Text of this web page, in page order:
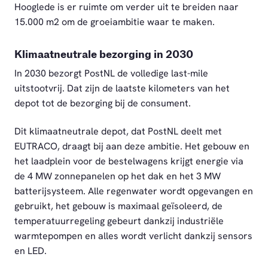
Hooglede is er ruimte om verder uit te breiden naar
15.000 m2 om de groeiambitie waar te maken.
Klimaatneutrale bezorging in 2030
In 2030 bezorgt PostNL de volledige last-mile
uitstootvrij. Dat zijn de laatste kilometers van het
depot tot de bezorging bij de consument.
Dit klimaatneutrale depot, dat PostNL deelt met
EUTRACO, draagt bij aan deze ambitie. Het gebouw en
het laadplein voor de bestelwagens krijgt energie via
de 4 MW zonnepanelen op het dak en het 3 MW
batterijsysteem. Alle regenwater wordt opgevangen en
gebruikt, het gebouw is maximaal geïsoleerd, de
temperatuurregeling gebeurt dankzij industriële
warmtepompen en alles wordt verlicht dankzij sensors
en LED.